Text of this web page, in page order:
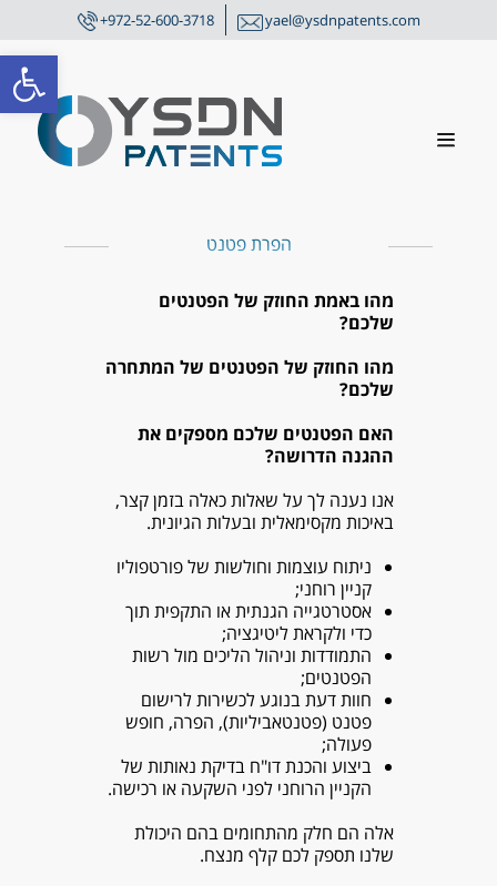
פתח
+972-52-600-3718 yael@ysdnpatents.com
הפרת פטנט
מהו באמת החוזק של הפטנטים
שלכם?
מהו החוזק של הפטנטים של המתחרה
שלכם?
האם הפטנטים שלכם מספקים את
ההגנה הדרושה?
אנו נענה לך על שאלות כאלה בזמן קצר,
באיכות מקסימאלית ובעלות הגיונית.
ניתוח עוצמות וחולשות של פורטפוליו
קניין רוחני;
אסטרטגייה הגנתית או התקפית תוך
כדי ולקראת ליטיגציה;
התמודדות וניהול הליכים מול רשות
הפטנטים;
חוות דעת בנוגע לכשירות לרישום
פטנט (פטנטאביליות), הפרה, חופש
פעולה;
ביצוע והכנת דו"ח בדיקת נאותות של
הקניין הרוחני לפני השקעה או רכישה.
אלה הם חלק מהתחומים בהם היכולת
שלנו תספק לכם קלף מנצח.